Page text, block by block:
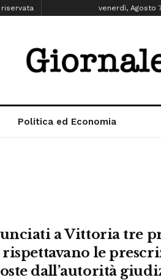
riservata venerdì, Agosto
Politica ed Economia
a Vittoria tre
le
dall’autorità